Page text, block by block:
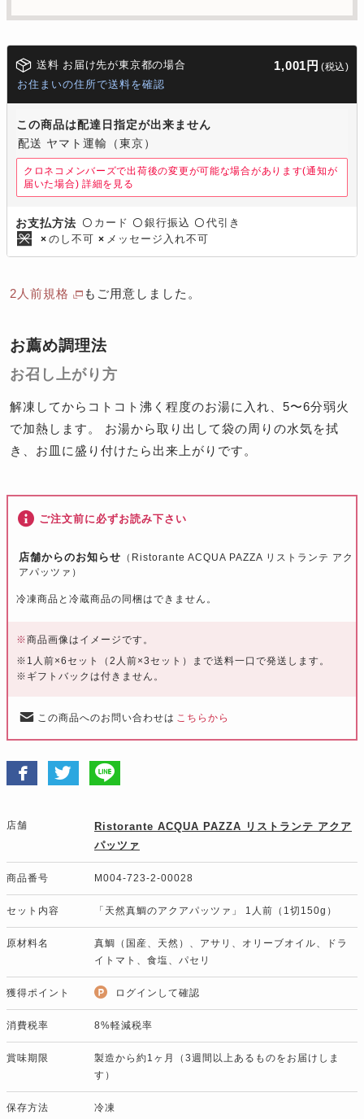
送料 お届け先が東京都の場合 1,001円 (税込)
お住まいの住所で送料を確認
この商品は配達日指定が出来ません
配送 ヤマト運輸（東京）
クロネコメンバーズで出荷後の変更が可能な場合があります(通知が
届いた場合) 詳細を見る
お支払方法 〇 カード 〇 銀行振込 〇 代引き
× のし不可 × メッセージ入れ不可
2人前規格 もご用意しました。
お薦め調理法
お召し上がり方
解凍してからコトコト沸く程度のお湯に入れ、5〜6分弱火
で加熱します。 お湯から取り出して袋の周りの水気を拭
き、お皿に盛り付けたら出来上がりです。
ご注文前に必ずお読み下さい
店舗からのお知らせ （Ristorante ACQUA PAZZA リストランテ アク
アパッツァ）
冷凍商品と冷蔵商品の同梱はできません。
※商品画像はイメージです。
※1人前×6セット（2人前×3セット）まで送料一口で発送します。
※ギフトバックは付きません。
この商品へのお問い合わせは こちらから
店舗
Ristorante ACQUA PAZZA リストランテ アクア
パッツァ
商品番号 M004-723-2-00028
セット内容 「天然真鯛のアクアパッツァ」 1人前（1切150g）
原材料名
真鯛（国産、天然）、アサリ、オリーブオイル、ドラ
イトマト、食塩、パセリ
獲得ポイント ログインして確認
消費税率 8%軽減税率
賞味期限
製造から約1ヶ月（3週間以上あるものをお届けしま
す）
保存方法 冷凍